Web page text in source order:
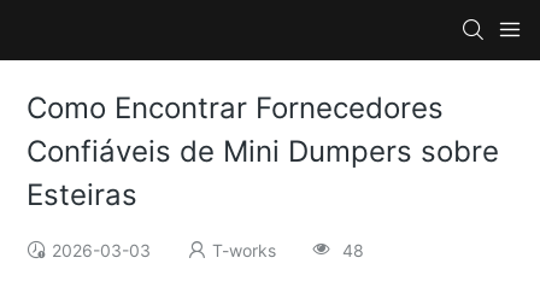
Como Encontrar Fornecedores
Confiáveis ​​de Mini Dumpers sobre
Esteiras
2026-03-03 T-works 48